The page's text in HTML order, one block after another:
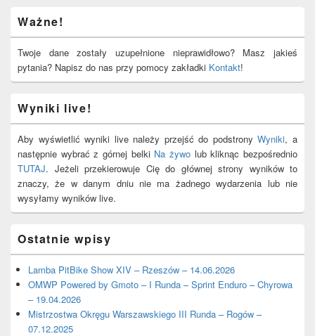
Sidebar
Widget
Area
Ważne!
Twoje dane zostały uzupełnione nieprawidłowo? Masz jakieś
pytania? Napisz do nas przy pomocy zakładki Kontakt!
Wyniki live!
Aby wyświetlić wyniki live należy przejść do podstronyWyniki, a
następnie wybrać z górnej belki Na żywo lub kliknąc bezpośrednio
TUTAJ. Jeżeli przekierowuje Cię do głównej strony wyników to
znaczy, że w danym dniu nie ma żadnego wydarzenia lub nie
wysyłamy wyników live.
Ostatnie wpisy
Lamba PitBike Show XIV – Rzeszów – 14.06.2026
OMWP Powered by Gmoto – I Runda – Sprint Enduro – Chyrowa
– 19.04.2026
Mistrzostwa Okręgu Warszawskiego III Runda – Rogów –
07.12.2025